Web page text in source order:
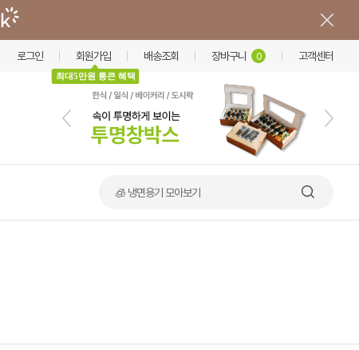
로그인 회원가입
최대5만원 통큰 혜택
배송조회 장바구니 0 고객센터
🧊 냉면용기 모아보기